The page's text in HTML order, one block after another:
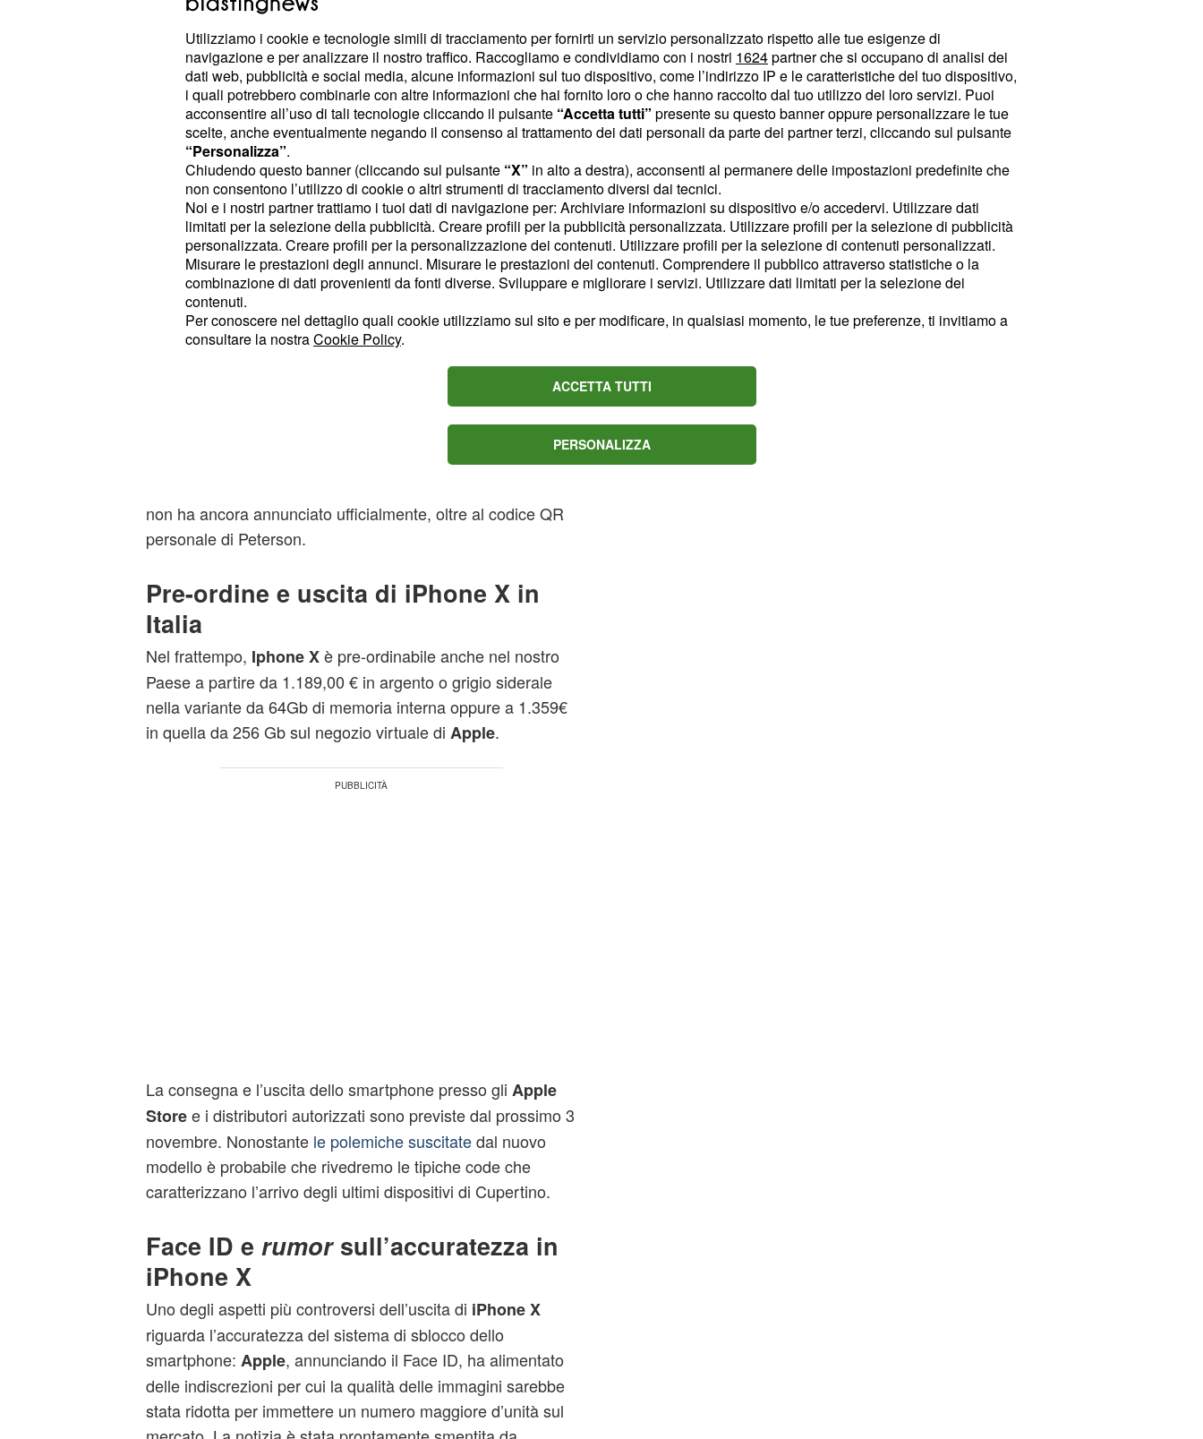
Non è la prima volta chele immagini d’un iPhone
escono
dal campus di Cupertino: in passato sono stati addirittura
trovati degli smartphone dimenticati dai dipendenti. Questa
volta, però, il video della ragazza – che su YouTube è stato
subito ripreso dalla stampa specialistica – è diventato virale,
danno è stato tanto più grave perché nel filmato
non ha ancora annunciato ufficialmente, oltre al codice QR
personale di Peterson.
Pre-ordine e uscita di iPhone X in
Italia
Nel frattempo, Iphone Xè pre-ordinabile anche nel nostro
Paese a partire da 1.189,00 € in argento o grigio siderale
nella variante da 64Gb di memoria interna oppure a 1.359€
in quella da 256 Gb sul negozio virtuale di Apple.
La consegna e l’uscita dello smartphone presso gli Apple
Storee i distributori autorizzati sono previste dal prossimo 3
novembre. Nonostante le polemiche suscitatedal nuovo
modello è probabile che rivedremo le tipiche code che
caratterizzano l’arrivo degli ultimi dispositivi di Cupertino.
Face ID e rumorsull’accuratezza in
iPhone X
Uno degli aspetti più controversi dell’uscita di iPhone X
riguarda l’accuratezza del sistema di sblocco dello
smartphone: Apple, annunciando il Face ID, ha alimentato
delle indiscrezioni per cui la qualità delle immagini sarebbe
stata ridotta per immettere un numero maggiore d’unità sul
Utilizziamo i cookie e tecnologie simili di tracciamento per fornirti un servizio personalizzato rispetto alle tue esigenze di
navigazione e per analizzare il nostro traffico. Raccogliamo e condividiamo con i nostri 1624partner che si occupano di analisi dei
dati web, pubblicità e social media, alcune informazioni sul tuo dispositivo, come l’indirizzo IP e le caratteristiche del tuo dispositivo,
i quali potrebbero combinarle con altre informazioni che hai fornito loro o che hanno raccolto dal tuo utilizzo dei loro servizi. Puoi
acconsentire all’uso di tali tecnologie cliccando il pulsante “Accetta tutti” presente su questo banner oppure personalizzare le tue
scelte, anche eventualmente negando il consenso al trattamento dei dati personali da parte dei partner terzi, cliccando sul pulsante
“Personalizza”.
Chiudendo questo banner (cliccando sul pulsante “X” in alto a destra), acconsenti al permanere delle impostazioni predefinite che
non consentono l’utilizzo di cookie o altri strumenti di tracciamento diversi dai tecnici.
Noi e i nostri partner trattiamo i tuoi dati di navigazione per: Archiviare informazioni su dispositivo e/o accedervi. Utilizzare dati
limitati per la selezione della pubblicità. Creare profili per la pubblicità personalizzata. Utilizzare profili per la selezione di pubblicità
personalizzata. Creare profili per la personalizzazione dei contenuti. Utilizzare profili per la selezione di contenuti personalizzati.
Misurare le prestazioni degli annunci. Misurare le prestazioni dei contenuti. Comprendere il pubblico attraverso statistiche o la
combinazione di dati provenienti da fonti diverse. Sviluppare e migliorare i servizi. Utilizzare dati limitati per la selezione dei
contenuti.
Per conoscere nel dettaglio quali cookie utilizziamo sul sito e per modificare, in qualsiasi momento, le tue preferenze, ti invitiamo a
consultare la nostraCookie Policy.
ACCETTA TUTTI
PERSONALIZZA